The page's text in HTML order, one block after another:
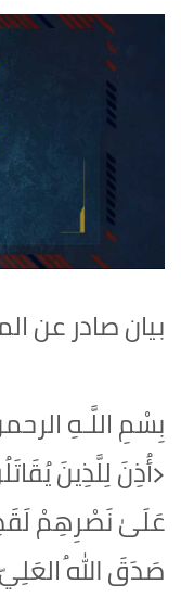
بيان صادر عن
بِسْمِ اللَّـهِ
‏﴿أُذِنَ لِلَّذِينَ
عَلَىٰ نَصْرِهِمْ
صَدَقَ اللهُ